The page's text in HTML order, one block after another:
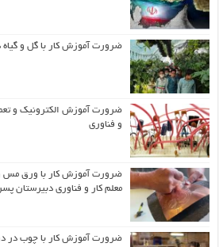
ضرورت آموزش کار با گل و
ضرورت آموزش الکترونیک و
و فناوری
ضرورت آموزش کار با ورق مس و
معلم کار و فناوری دبیرستان
ضرورت آموزش کار با چوب در